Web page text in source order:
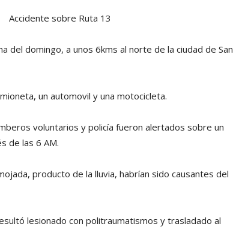
Accidente sobre Ruta 13
del domingo, a unos 6kms al norte de la ciudad de San
un automovil y una motocicleta.
voluntarios y policía fueron alertados sobre un
de las 6 AM.
producto de la lluvia, habrían sido causantes del
lesionado con politraumatismos y trasladado al